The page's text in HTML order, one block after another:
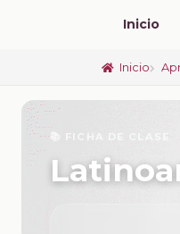
Inicio
Inicio
📚 FICHA DE CLASE